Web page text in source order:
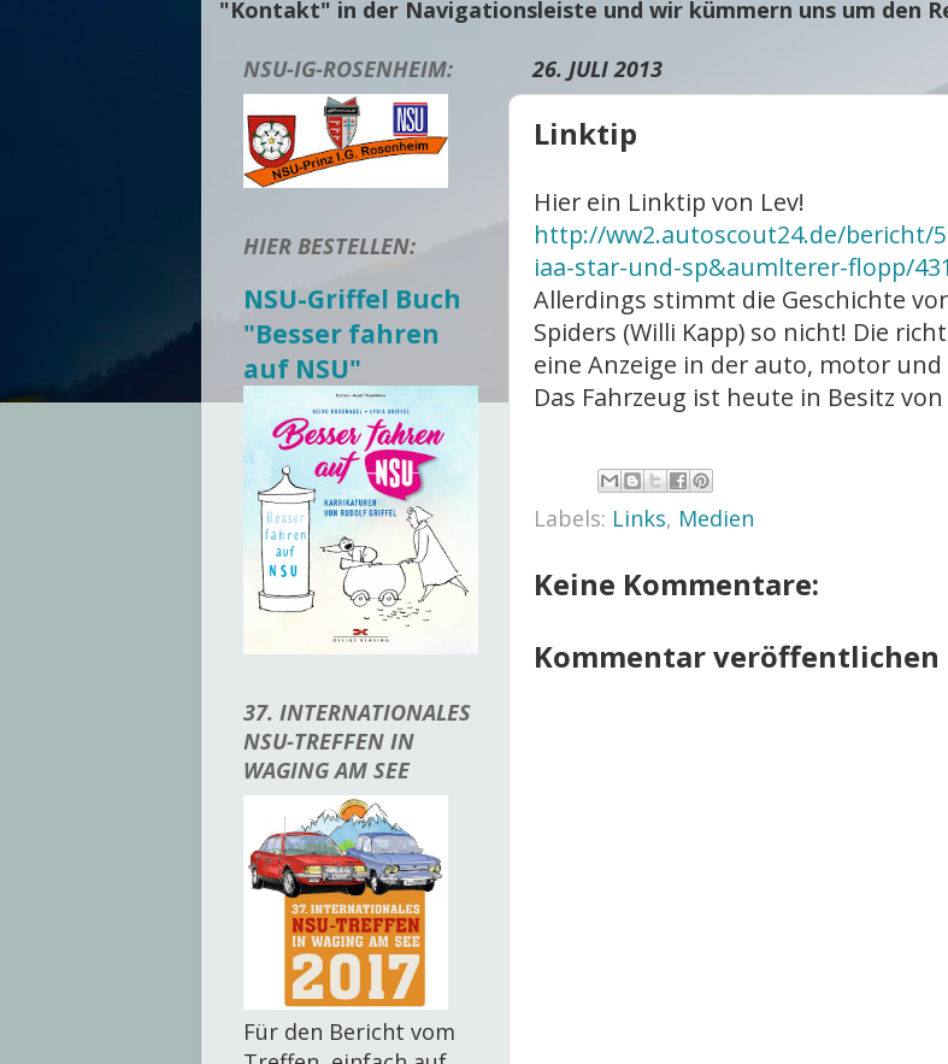
"Kontakt" in der Navigationsleiste und wir kümmern uns um den
26. JULI 2013
Linktip
Hier ein Linktip von Lev!
http://ww2.autoscout24.de/bericht/
iaa-star-und-sp&aumlterer-flopp/
Allerdings stimmt die Geschichte
Spiders (Willi Kapp) so nicht! Die
eine Anzeige in der auto, motor
Das Fahrzeug ist heute in Besitz
Labels: Links, Medien
Keine Kommentare:
Kommentar veröffentlichen
NSU-IG-ROSENHEIM:
HIER BESTELLEN:
NSU-Griffel Buch
"Besser fahren
auf NSU"
37. INTERNATIONALES
NSU-TREFFEN IN
WAGING AM SEE
Für den Bericht vom